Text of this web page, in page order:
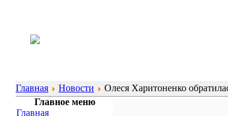
Главная Новости Олеся Харитоненко
Главное меню
Главная